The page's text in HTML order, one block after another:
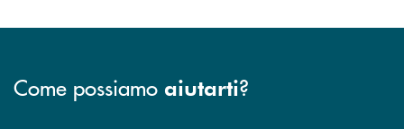
Come possiamo aiutarti?